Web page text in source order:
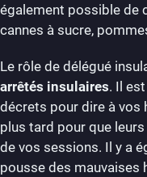
également possible de
cannes à sucre,
Le rôle de délégué
arrêtés insulaires. Il
décrets pour dire à vos
plus tard pour que
de vos sessions. Il y a
pousse des mauvaises